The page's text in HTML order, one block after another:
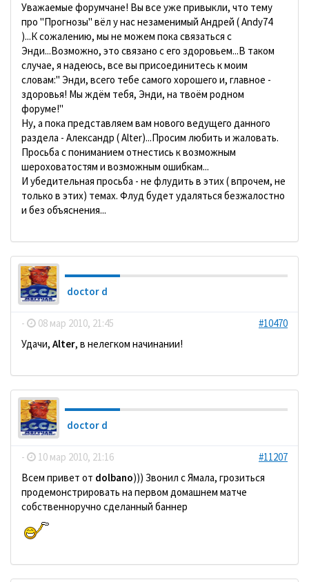
Уважаемые форумчане! Вы все уже привыкли, что тему
про "Прогнозы" вёл у нас незаменимый Андрей ( Andy74
)...К сожалению, мы не можем пока связаться с
Энди...Возможно, это связано с его здоровьем...В таком
случае, я надеюсь, все вы присоединитесь к моим
словам:" Энди, всего тебе самого хорошего и, главное -
здоровья! Мы ждём тебя, Энди, на твоём родном
форуме!"
Ну, а пока представляем вам нового ведущего данного
раздела - Александр ( Alter)...Просим любить и жаловать.
Просьба с пониманием отнестись к возможным
шероховатостям и возможным ошибкам...
И убедительная просьба - не флудить в этих ( впрочем, не
только в этих) темах. Флуд будет удаляться безжалостно
и без объяснения...
doctor d
- 08 мар 2010, 21:45
#10470
Удачи, Alter, в нелегком начинании!
doctor d
- 10 мар 2010, 21:16
#11207
Всем привет от dolbano))) Звонил с Ямала, грозиться
продемонстрировать на первом домашнем матче
собственноручно сделанный баннер